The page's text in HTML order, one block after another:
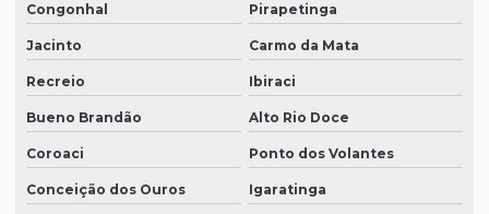
Congonhal Pirapetinga
Jacinto Carmo da Mata
Recreio Ibiraci
Bueno Brandão Alto Rio Doce
Coroaci Ponto dos Volantes
Conceição dos Ouros Igaratinga